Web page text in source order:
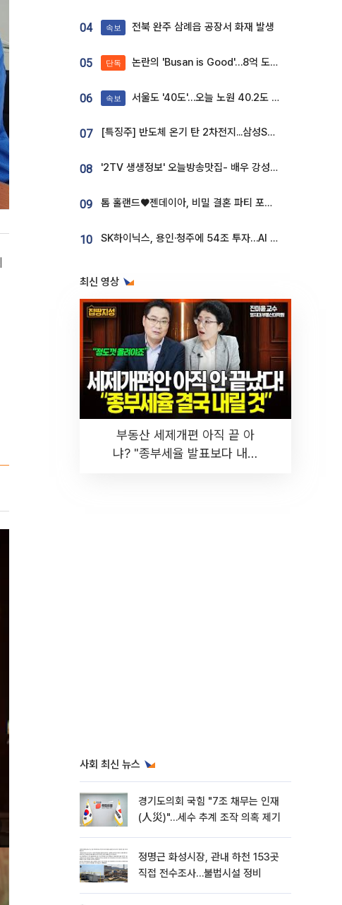
04 속보 전북 완주 삼례읍 공장서 화재 발생
05 단독 논란의 'Busan is Good'…8억 도시브랜드, 용산 대통령실 CI 업체가 수행
06 속보 서울도 '40도'…오늘 노원 40.2도 기록
07 [특징주] 반도체 온기 탄 2차전지...삼성SDI, 장 초반 7% 넘게 껑충
08 '2TV 생생정보' 오늘방송맛집- 배우 강성진 단골! 쌀국수ㆍ푸팟퐁 커리 맛집 '블○○○'
09 톰 홀랜드♥젠데이아, 비밀 결혼 파티 포착⋯호텔 대관비만 9억
10 SK하이닉스, 용인·청주에 54조 투자…AI 메모리 생산기지 키운다
최신 영상
부동산 세제개편 아직 끝 아
냐? "종부세율 발표보다 내릴
사회 최신 뉴스
경기도의회 국힘 "7조 채무는 인재
(人災)"…세수 추계 조작 의혹 제기
정명근 화성시장, 관내 하천 153곳
직접 전수조사…불법시설 정비